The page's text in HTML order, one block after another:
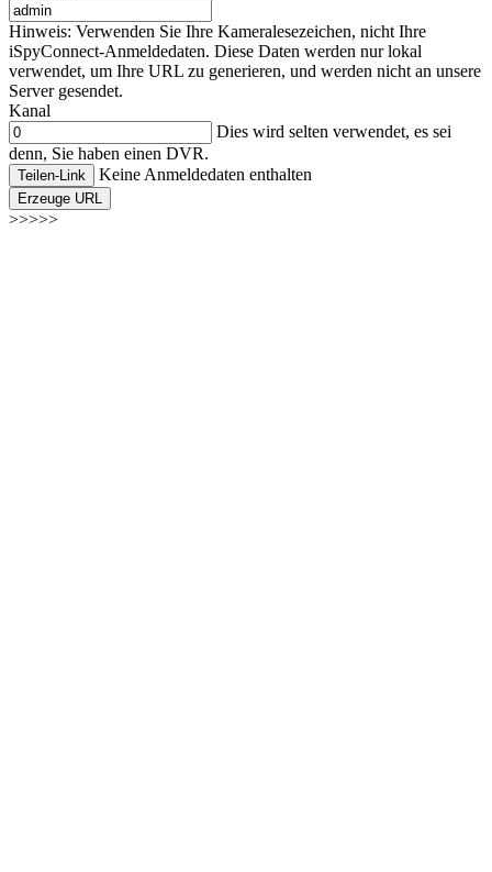
Hinweis: Verwenden Sie Ihre Kameralesezeichen, nicht Ihre
iSpyConnect-Anmeldedaten. Diese Daten werden nur lokal
verwendet, um Ihre URL zu generieren, und werden nicht an unsere
Server gesendet.
Kanal
Dies wird selten verwendet, es sei
denn, Sie haben einen DVR.
Teilen-Link Keine Anmeldedaten enthalten
Erzeuge URL
>>>>>